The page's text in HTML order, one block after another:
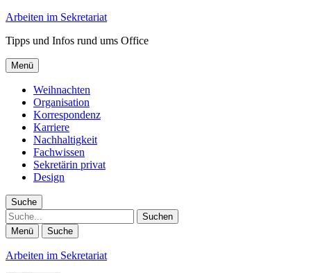
Arbeiten im Sekretariat
Tipps und Infos rund ums Office
Menü
Weihnachten
Organisation
Korrespondenz
Karriere
Nachhaltigkeit
Fachwissen
Sekretärin privat
Design
Suche
Suche
Menü Suche
Arbeiten im Sekretariat